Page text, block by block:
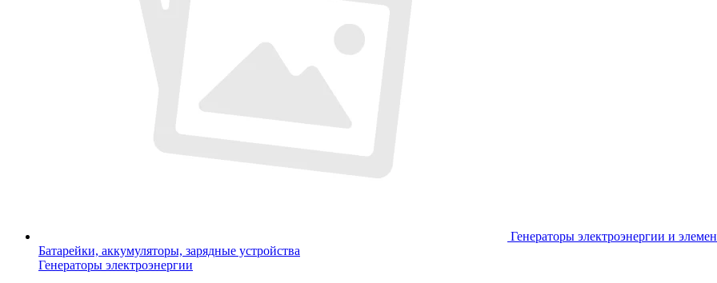
Генераторы электроэнергии и
Батарейки, аккумуляторы, зарядные устройства
Генераторы электроэнергии